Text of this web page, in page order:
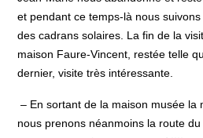
et pendant ce temps-là nous
des cadrans solaires. La fin de la
maison Faure-Vincent, restée telle
dernier, visite très intéressante.
– En sortant de la maison musée la
nous prenons néanmoins la route